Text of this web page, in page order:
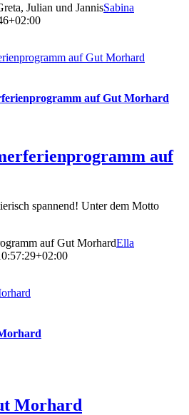
Julian und JannisSabina
auf Gut Morhard
auf Gut Morhard
auf
spannend! Unter dem Motto
auf Gut MorhardElla
Morhard